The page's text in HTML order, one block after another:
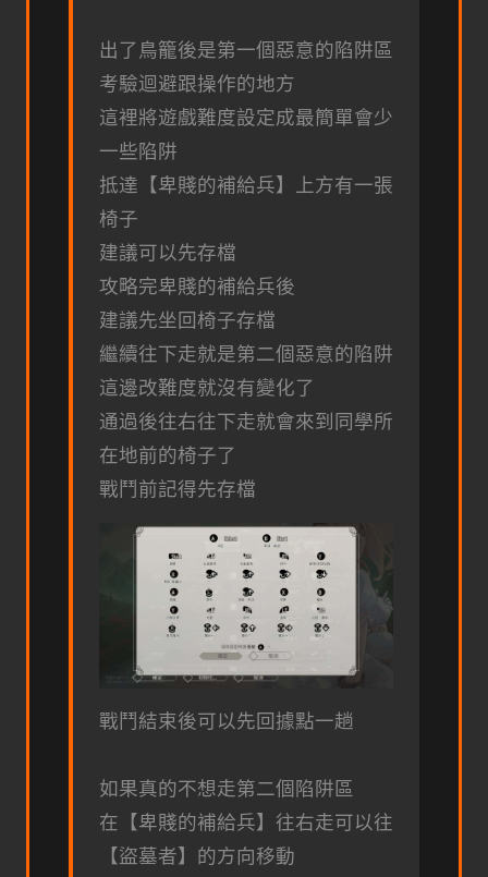
出了鳥籠後是第一個惡意的陷阱區
考驗迴避跟操作的地方
這裡將遊戲難度設定成最簡單會少
一些陷阱
抵達【卑賤的補給兵】上方有一張
椅子
建議可以先存檔
攻略完卑賤的補給兵後
建議先坐回椅子存檔
繼續往下走就是第二個惡意的陷阱
這邊改難度就沒有變化了
通過後往右往下走就會來到同學所
在地前的椅子了
戰鬥前記得先存檔
戰鬥結束後可以先回據點一趟
如果真的不想走第二個陷阱區
在【卑賤的補給兵】往右走可以往
【盜墓者】的方向移動